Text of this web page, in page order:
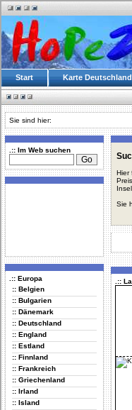
Start Karte Deutschland
Sie sind hier:
.:: Im Web suchen
.:: Europa
:: Belgien
:: Bulgarien
:: Dänemark
:: Deutschland
:: England
:: Estland
:: Finnland
:: Frankreich
:: Griechenland
:: Irland
:: Island
Hier
Sie
.::